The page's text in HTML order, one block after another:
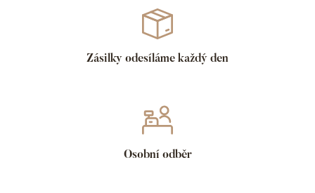
Zásilky odesíláme každý den
Osobní odběr